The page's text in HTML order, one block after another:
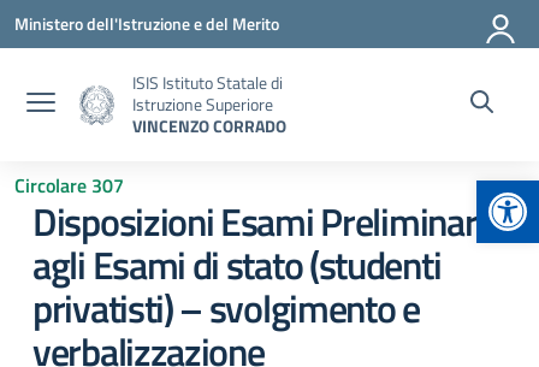
Vai ai contenuti
Vai al menu di navigazione
Vai al footer
Ministero dell'Istruzione e del Merito
ISIS Istituto Statale di
Istruzione Superiore
VINCENZO CORRADO
Circolare 307
Disposizioni Esami Preliminari
agli Esami di stato (studenti
privatisti) – svolgimento e
verbalizzazione